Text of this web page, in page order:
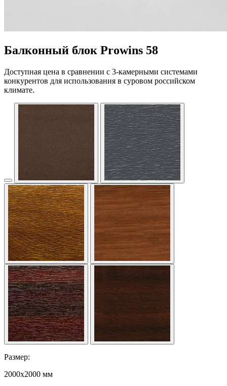
Балконный блок Prowins 58
Доступная цена в сравнении с 3-камерными системами
конкурентов для использования в суровом российском
климате.
Размер:
2000x2000 мм